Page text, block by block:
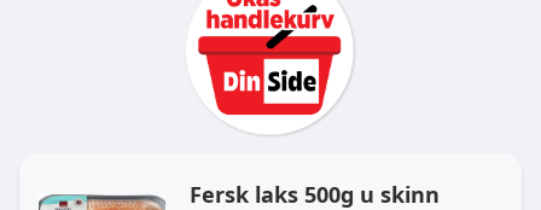
Fersk laks 500g u skinn